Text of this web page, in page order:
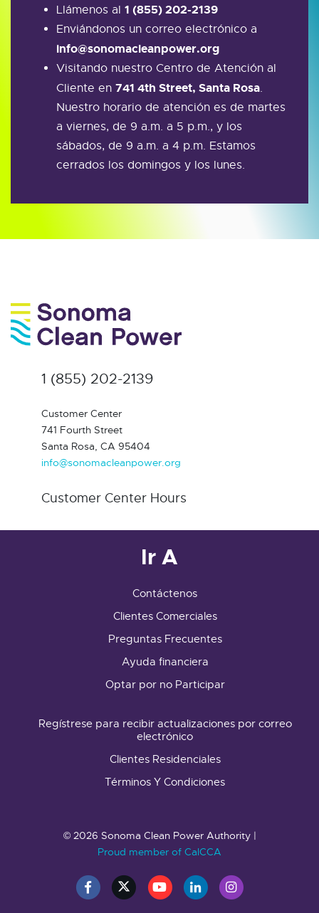
Llámenos al 1 (855) 202-2139
Enviándonos un correo electrónico a
info@sonomacleanpower.org
Visitando nuestro Centro de Atención al
Cliente en 741 4th Street, Santa Rosa.
Nuestro horario de atención es de martes
a viernes, de 9 a.m. a 5 p.m., y los
sábados, de 9 a.m. a 4 p.m. Estamos
cerrados los domingos y los lunes.
1 (855) 202-2139
Customer Center
741 Fourth Street
Santa Rosa, CA 95404
info@sonomacleanpower.org
Customer Center Hours
Ir A
Contáctenos
Clientes Comerciales
Preguntas Frecuentes
Ayuda financiera
Optar por no Participar
Regístrese para recibir actualizaciones por correo
electrónico
Clientes Residenciales
Términos Y Condiciones
© 2026 Sonoma Clean Power Authority |
Proud member of CalCCA